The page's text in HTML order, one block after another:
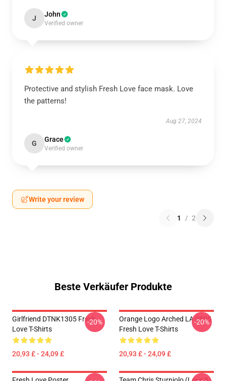
J John
Verified owner
Protective and stylish Fresh Love face mask. Love
the patterns!
Aug 27, 2024
G Grace
Verified owner
Write your review
1 / 2
Beste Verkäufer Produkte
Girlfriend DTNK1305 Fresh
Love T-Shirts
20,93 £ - 24,09 £
-20%
Orange Logo Arched LA 0805
Fresh Love T-Shirts
20,93 £ - 24,09 £
-20%